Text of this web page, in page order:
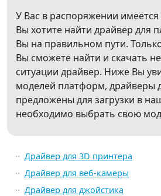
У Вас в распоряжении имеется
Вы хотите найти драйвер для
Вы на правильном пути.
Вы сможете найти и скачать
ситуации драйвер. Ниже Вы
моделей платформ, драйверы
предложены для загрузки в
необходимо выбрать свою
Драйвер для 3D принтера
Драйвер для веб-камеры
Драйвер для джойстика